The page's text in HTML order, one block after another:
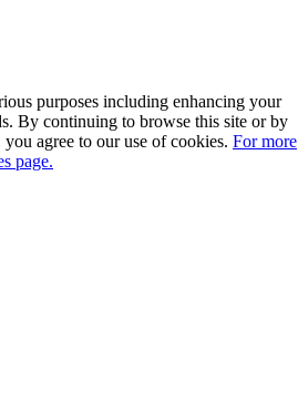
purposes including enhancing your
By continuing to browse this site or by
agree to our use of cookies. For more
page.